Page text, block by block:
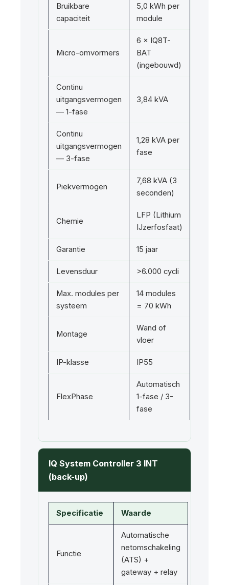
Bruikbare
capaciteit
5,0 kWh per
module
Micro-omvormers
6 × IQ8T-
BAT
(ingebouwd)
Continu
uitgangsvermogen
— 1-fase
3,84 kVA
Continu
uitgangsvermogen
— 3-fase
1,28 kVA per
fase
Piekvermogen
7,68 kVA (3
seconden)
Chemie
LFP (Lithium
IJzerfosfaat)
Garantie 15 jaar
Levensduur >6.000 cycli
Max. modules per
systeem
14 modules
= 70 kWh
Montage
Wand of
vloer
IP-klasse IP55
FlexPhase
Automatisch
1-fase / 3-
fase
IQ System Controller 3 INT
(back-up)
Specificatie Waarde
Functie
Automatische
netomschakeling
(ATS) +
gateway + relay